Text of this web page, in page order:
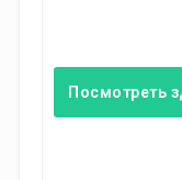
Посмотреть